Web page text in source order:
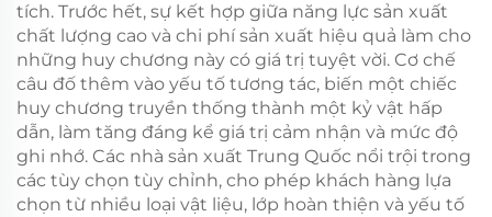
tích. Trước hết, sự kết hợp giữa năng lực sản xuất
chất lượng cao và chi phí sản xuất hiệu quả làm cho
những huy chương này có giá trị tuyệt vời. Cơ chế
câu đố thêm vào yếu tố tương tác, biến một chiếc
huy chương truyền thống thành một kỷ vật hấp
dẫn, làm tăng đáng kể giá trị cảm nhận và mức độ
ghi nhớ. Các nhà sản xuất Trung Quốc nổi trội trong
các tùy chọn tùy chỉnh, cho phép khách hàng lựa
chọn từ nhiều loại vật liệu, lớp hoàn thiện và yếu tố